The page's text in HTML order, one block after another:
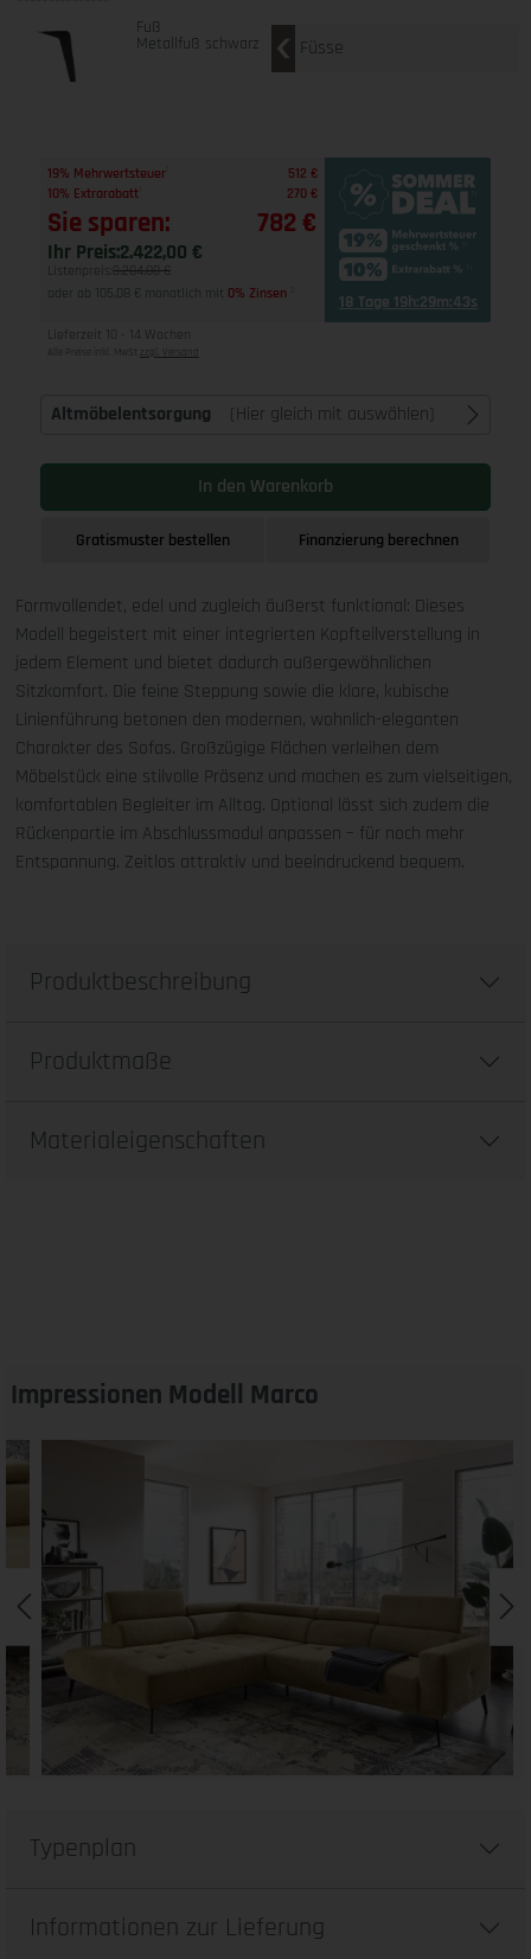
Fuß
Metallfuß schwarz Füsse
19% Mehrwertsteuer
512 €
10% Extrarabatt
270 €
Sie sparen: 782 €
Ihr Preis:2.422,00 €
Listenpreis: 3.204,00 €
oder ab 105,08 € monatlich mit 0% Zinsen 18 Tage 19h:29m:42s
Lieferzeit 10 - 14 Wochen
Alle Preise inkl. MwSt zzgl. Versand
Altmöbelentsorgung (Hier gleich mit auswählen)
In den Warenkorb
Gratismuster bestellen Finanzierung berechnen
Formvollendet, edel und zugleich äußerst funktional: Dieses
Modell begeistert mit einer integrierten Kopfteilverstellung in
jedem Element und bietet dadurch außergewöhnlichen
Sitzkomfort. Die feine Steppung sowie die klare, kubische
Linienführung betonen den modernen, wohnlich-eleganten
Charakter des Sofas. Großzügige Flächen verleihen dem
Möbelstück eine stilvolle Präsenz und machen es zum vielseitigen,
komfortablen Begleiter im Alltag. Optional lässt sich zudem die
Rückenpartie im Abschlussmodul anpassen – für noch mehr
Entspannung. Zeitlos attraktiv und beeindruckend bequem.
Produktbeschreibung
Produktmaße
Materialeigenschaften
Impressionen Modell Marco
Typenplan
Informationen zur Lieferung